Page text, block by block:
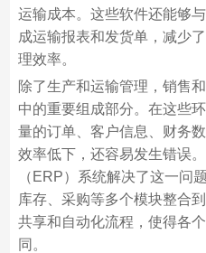
运输成本。这些软件还能够
成运输报表和发货单，减少
理效率。
除了生产和运输管理，销售
中的重要组成部分。在这些
量的订单、客户信息、财务
效率低下，还容易发生错误
（ERP）系统解决了这一问
库存、采购等多个模块整合
共享和自动化流程，使得各
同。